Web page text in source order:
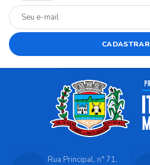
CADASTRAR
Rua Principal, n° 71,